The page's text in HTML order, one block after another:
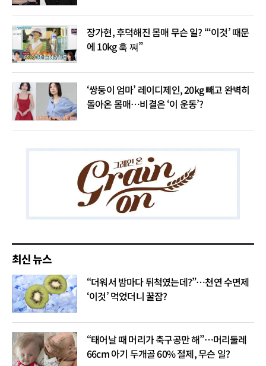
장가현, 후덕해진 몸매 무슨 일? “‘이것’ 때문
에 10kg 훅 쪄”
‘쌍둥이 엄마’ 레이디제인, 20kg 빼고 완벽히
돌아온 몸매…비결은 ‘이 운동’?
최신 뉴스
“더워서 밤마다 뒤척였는데?”…천연 수면제
‘이것’ 먹었더니 꿀잠?
“태어날 때 머리가 축구공만 해”…머리둘레
66cm 아기 두개골 60% 절제, 무슨 일?